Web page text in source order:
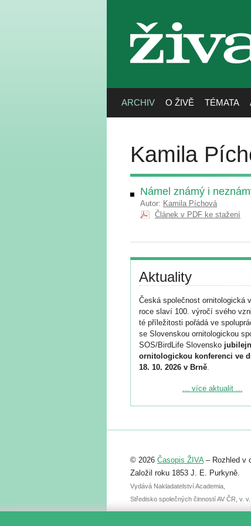
živa
ARCHIV O ŽIVĚ TÉMATA
Kamila
Námel známý i
Autor: Kamila Píchová
Článek v PDF ke stažení
Aktuality
Česká společnost ornitologická
roce slaví 100. výročí svého
té příležitosti pořádá ve
se Slovenskou ornitologickou
SOS/BirdLife Slovensko
ornitologickou konferenci ve
18. 10. 2026 v Brně.
Podrobnější informace ke
Registrovat se můžete do 6.
abstraktu přihlášené přednášky
posteru je už 30. června.
... více aktualit ...
© 2026 Časopis ŽIVA– Rozhled v
Založil roku 1853 J. E. Purkyně.
Vydává Nakladatelství Academia,
Středisko společných činností AV ČR, v.